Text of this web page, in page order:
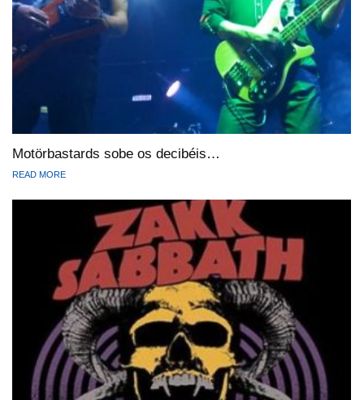
Motörbastards sobe os decibéis…
READ MORE